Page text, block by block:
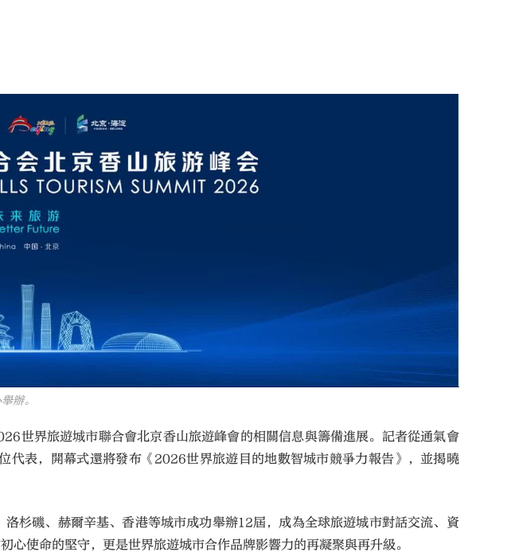
辦。
世界旅遊城市聯合會北京香山旅遊峰會的相關信息與籌備進展。記者從通氣會
代表，開幕式還將發布《2026世界旅遊目的地數智城市競爭力報告》，並揭曉
杉磯、赫爾辛基、香港等城市成功舉辦12屆，成為全球旅遊城市對話交流、資
使命的堅守，更是世界旅遊城市合作品牌影響力的再凝聚與再升級。